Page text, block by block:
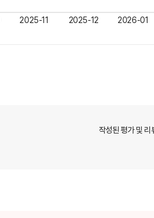
2025-11 2025-12 2026-01
작성된 평가 및 리